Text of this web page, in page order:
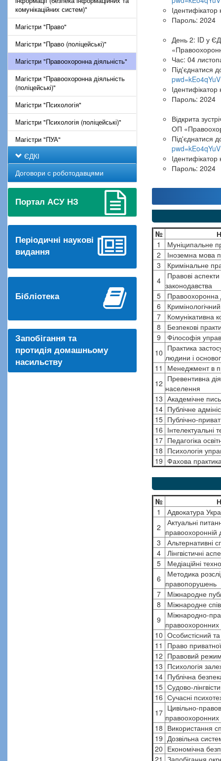
комунікаційних систем)"
Магістри "Право"
Магістри "Право (поліцейські)"
Магістри "Правоохоронна діяльність"
Магістри "Правоохоронна діяльність
(поліцейські)"
Магістри "Психологія"
Магістри "Психологія (поліцейські)"
Магістри "ПУА"
ЄДКІ
Договори с роботодавцями
Портал АСУ НЗ
Періодичні наукові
видання
Бібліотека
Запобігання та
протидія домашньому
насильству
Пароль: 2024
День 2: ID у
Час: 04
Під'єднатися
Пароль: 2024
Відкрита
ОП
Під'єднатися
Пароль: 2024
№
1
Муніципальне
2
Іноземна мова
3
Кримінальне
4
Правові
законодавства
5
Правоохоронна
6
7
Комунікативна
8
Безпекові
9
Філософія
10 Практика
людини і
11
Менеджмент в
12 Превентивна
населення
13 Академічне
14 Публічне
15 Публічно-
16 Інтелектуальні
17 Педагогіка
18 Психологія
19 Фахова
№
1
Адвокатура
2
Актуальні
правоохоронній
3
Альтернативні
4
Лінгвістичні
5
Медіаційні
6
Методика
правопорушень
7
Міжнародне
8
Міжнародне
9
Міжнародно-
правоохоронних
10 Особистісний
11
Право
12 Правовий
13 Психологія
14 Публічна
15 Судово-
16 Сучасні
17 Цивільно-
правоохоронних
18 Використання
19 Дозвільна
20 Економічна
21
Запобігання